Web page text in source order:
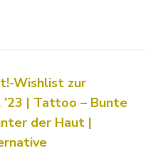
Wishlist zur
| Tattoo – Bunte
der Haut |